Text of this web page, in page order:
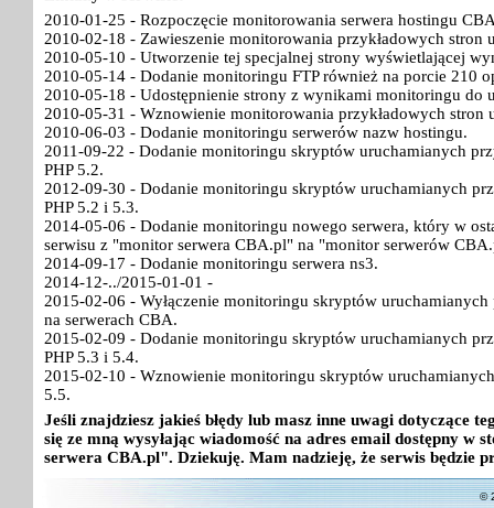
2010-01-25 - Rozpoczęcie monitorowania serwera hostingu
2010-02-18 - Zawieszenie monitorowania przykładowych
2010-05-10 - Utworzenie tej specjalnej strony wyświetlającej
2010-05-14 - Dodanie monitoringu FTP również na porcie 210
2010-05-18 - Udostępnienie strony z wynikami monitoringu do
2010-05-31 - Wznowienie monitorowania przykładowych
2010-06-03 - Dodanie monitoringu serwerów nazw hostingu.
2011-09-22 - Dodanie monitoringu skryptów uruchamianych
PHP 5.2.
2012-09-30 - Dodanie monitoringu skryptów uruchamianych
PHP 5.2 i 5.3.
2014-05-06 - Dodanie monitoringu nowego serwera, który w
serwisu z "monitor serwera CBA.pl" na "monitor serwerów
2014-09-17 - Dodanie monitoringu serwera ns3.
2014-12-../2015-01-01 -
2015-02-06 - Wyłączenie monitoringu skryptów uruchamianych
na serwerach CBA.
2015-02-09 - Dodanie monitoringu skryptów uruchamianych
PHP 5.3 i 5.4.
2015-02-10 - Wznowienie monitoringu skryptów
5.5.
Jeśli znajdziesz jakieś błędy lub masz inne uwagi dotyczące
się ze mną wysyłając wiadomość na adres email dostępny
serwera CBA.pl". Dziekuję. Mam nadzieję, że serwis będzie
©